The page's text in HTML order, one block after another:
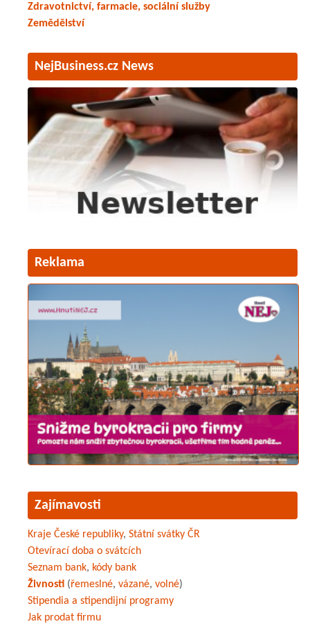
Zdravotnictví, farmacie, sociální služby
Zemědělství
NejBusiness.cz News
Reklama
Zajímavosti
Kraje České republiky, Státní svátky ČR
Otevírací doba o svátcích
Seznam bank, kódy bank
Živnosti (řemeslné, vázané, volné)
Stipendia a stipendijní programy
Jak prodat firmu